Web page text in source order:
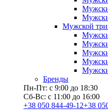
Мужской
Бренды
Пн-Пт: с 9:00 до 18:30
Сб-Вс: с 11:00 до 16:00
+38 050 844-49-12+38